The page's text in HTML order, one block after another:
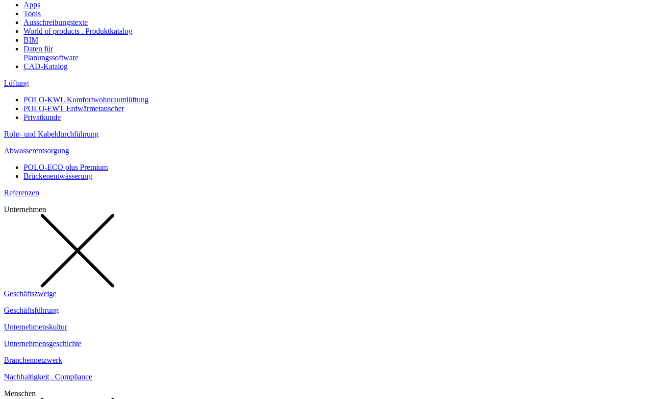
Apps
Tools
Ausschreibungstexte
World of products . Produktkatalog
BIM
Daten für
Planungssoftware
CAD-Katalog
Lüftung
POLO-KWL Komfortwohnraumlüftung
POLO-EWT Erdwärmetauscher
Privatkunde
Rohr- und Kabeldurchführung
Abwasserentsorgung
POLO-ECO plus Premium
Brückenentwässerung
Referenzen
Unternehmen
Geschäftszweige
Geschäftsführung
Unternehmenskultur
Unternehmensgeschichte
Branchennetzwerk
Nachhaltigkeit . Compliance
Menschen